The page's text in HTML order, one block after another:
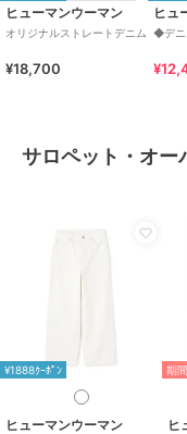
ヒューマンウーマン
オリジナルストレートデニム
¥18,700
ヒュ
◆デニ
サロペット・オー
¥1888ｸｰﾎﾟﾝ
ヒューマンウーマン
期
ヒ